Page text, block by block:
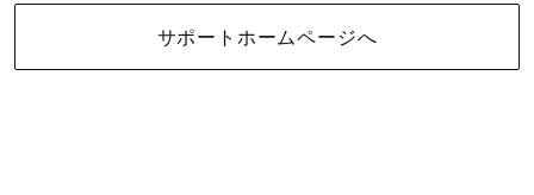
サポートホームページへ